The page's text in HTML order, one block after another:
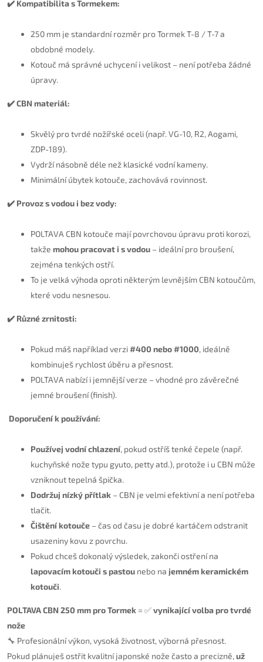
✔️ Kompatibilita s Tormekem:
250 mm je standardní rozměr pro Tormek T-8 / T-7 a
obdobné modely.
Kotouč má správné uchycení i velikost – není potřeba žádné
úpravy.
✔️ CBN materiál:
Skvělý pro tvrdé nožířské oceli (např. VG-10, R2, Aogami,
ZDP-189).
Vydrží násobně déle než klasické vodní kameny.
Minimální úbytek kotouče, zachovává rovinnost.
✔️ Provoz s vodou i bez vody:
POLTAVA CBN kotouče mají povrchovou úpravu proti korozi,
takže mohou pracovat i s vodou – ideální pro broušení,
zejména tenkých ostří.
To je velká výhoda oproti některým levnějším CBN kotoučům,
které vodu nesnesou.
✔️ Různé zrnitosti:
Pokud máš například verzi#400 nebo #1000, ideálně
kombinuješ rychlost úběru a přesnost.
POLTAVA nabízí i jemnější verze – vhodné pro závěrečné
jemné broušení (finish).
Doporučení k používání:
Používej vodní chlazení, pokud ostříš tenké čepele (např.
kuchyňské nože typu gyuto, petty atd.), protože i u CBN může
vzniknout tepelná špička.
Dodržuj nízký přítlak – CBN je velmi efektivní a není potřeba
tlačit.
Čištění kotouče – čas od času je dobré kartáčem odstranit
usazeniny kovu z povrchu.
Pokud chceš dokonalý výsledek, zakonči ostření na
lapovacím kotouči s pastou nebo na jemném keramickém
kotouči.
POLTAVA CBN 250 mm pro Tormek = ✅vynikající volba pro tvrdé
nože
🔧 Profesionální výkon, vysoká životnost, výborná přesnost.
Pokud plánuješ ostřit kvalitní japonské nože často a precizně, už